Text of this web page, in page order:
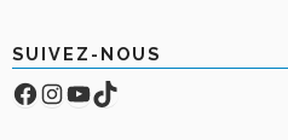
SUIVEZ-NOUS
Facebook
Compte Instagram
YouTube
TikTok